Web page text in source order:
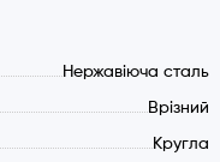
комплекті
Нержавіюча сталь
Врізний
Кругла